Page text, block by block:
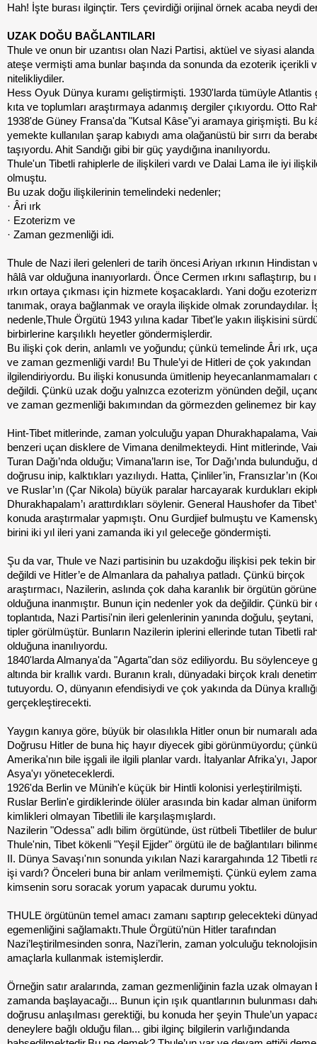
Hah! İşte burası ilginçtir. Ters çevirdiği orijinal örnek acaba neydi
UZAK DOĞU BAĞLANTILARI
Thule ve onun bir uzantısı olan Nazi Partisi, aktüel ve siyasi alanda
ateşe vermişti ama bunlar başında da sonunda da ezoterik içerikli
nitelikliydiler.
Hess Oyuk Dünya kuramı geliştirmişti. 1930'larda tümüyle Atlantis
kıta ve toplumları araştırmaya adanmış dergiler çıkıyordu. Otto
1938'de Güney Fransa'da "Kutsal Kâse"yi aramaya girişmişti. Bu
yemekte kullanılan şarap kabıydı ama olağanüstü bir sırrı da
taşıyordu. Ahit Sandığı gibi bir güç yaydığına inanılıyordu.
Thule'un Tibetli rahiplerle de ilişkileri vardı ve Dalai Lama ile iyi
olmuştu.
Bu uzak doğu ilişkilerinin temelindeki nedenler;
· Âri ırk
· Ezoterizm ve
· Zaman gezmenliği idi.
Thule de Nazi ileri gelenleri de tarih öncesi Ariyan ırkının Hindistan
hâlâ var olduğuna inanıyorlardı. Önce Cermen ırkını saflaştırıp, bu
ırkın ortaya çıkması için hizmete koşacaklardı. Yani doğu
tanımak, oraya bağlanmak ve orayla ilişkide olmak zorundaydılar.
nedenle,Thule Örgütü 1943 yılına kadar Tibet'le yakın ilişkisini
birbirlerine karşılıklı heyetler göndermişlerdir.
Bu ilişki çok derin, anlamlı ve yoğundu; çünkü temelinde Âri ırk,
ve zaman gezmenliği vardı! Bu Thule’yi de Hitleri de çok yakından
ilgilendiriyordu. Bu ilişki konusunda ümitlenip heyecanlanmamaları
değildi. Çünkü uzak doğu yalnızca ezoterizm yönünden değil,
ve zaman gezmenliği bakımından da görmezden gelinemez bir
Hint-Tibet mitlerinde, zaman yolculuğu yapan Dhurakhapalama,
benzeri uçan disklere de Vimana denilmekteydi. Hint mitlerinde,
Turan Dağı’nda olduğu; Vimana’ların ise, Tor Dağı’ında bulunduğu,
doğrusu inip, kalktıkları yazılıydı. Hatta, Çinliler’in, Fransızlar’ın
ve Ruslar’ın (Çar Nikola) büyük paralar harcayarak kurdukları
Dhurakhapalam’ı arattırdıkları söylenir. General Haushofer da
konuda araştırmalar yapmıştı. Onu Gurdjief bulmuştu ve
birini iki yıl ileri yani zamanda iki yıl geleceğe göndermişti.
Şu da var, Thule ve Nazi partisinin bu uzakdoğu ilişkisi pek tekin
değildi ve Hitler’e de Almanlara da pahalıya patladı. Çünkü birçok
araştırmacı, Nazilerin, aslında çok daha karanlık bir örgütün
olduğuna inanmıştır. Bunun için nedenler yok da değildir. Çünkü bir
toplantıda, Nazi Partisi'nin ileri gelenlerinin yanında doğulu, şeytani,
tipler görülmüştür. Bunların Nazilerin iplerini ellerinde tutan Tibetli
olduğuna inanılıyordu.
1840'larda Almanya'da "Agarta"dan söz ediliyordu. Bu söylenceye
altında bir krallık vardı. Buranın kralı, dünyadaki birçok kralı
tutuyordu. O, dünyanın efendisiydi ve çok yakında da Dünya
gerçekleştirecekti.
Yaygın kanıya göre, büyük bir olasılıkla Hitler onun bir numaralı
Doğrusu Hitler de buna hiç hayır diyecek gibi görünmüyordu;
Amerika'nın bile işgali ile ilgili planlar vardı. İtalyanlar Afrika'yı,
Asya'yı yöneteceklerdi.
1926'da Berlin ve Münih'e küçük bir Hintli kolonisi yerleştirilmişti.
Ruslar Berlin'e girdiklerinde ölüler arasında bin kadar alman
kimlikleri olmayan Tibetlili ile karşılaşmışlardı.
Nazilerin "Odessa" adlı bilim örgütünde, üst rütbeli Tibetliler de
Thule'nin, Tibet kökenli "Yeşil Ejjder" örgütü ile de bağlantıları
II. Dünya Savaşı'nın sonunda yıkılan Nazi karargahında 12 Tibetli
işi vardı? Önceleri buna bir anlam verilmemişti. Çünkü eylem
kimsenin soru soracak yorum yapacak durumu yoktu.
THULE örgütünün temel amacı zamanı saptırıp gelecekteki
egemenliğini sağlamaktı.Thule Örgütü’nün Hitler tarafından
Nazi’leştirilmesinden sonra, Nazi’lerin, zaman yolculuğu
amaçlarla kullanmak istemişlerdir.
Örneğin satır aralarında, zaman gezmenliğinin fazla uzak olmayan
zamanda başlayacağı... Bunun için ışık quantlarının bulunması
doğrusu anlaşılması gerektiği, bu konuda her şeyin Thule’un
deneylere bağlı olduğu filan... gibi ilginç bilgilerin varlığındanda